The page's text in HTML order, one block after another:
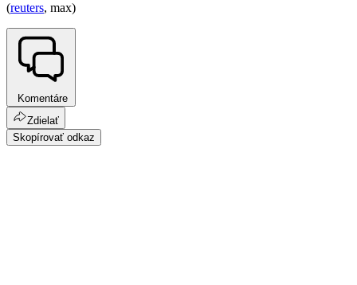
(reuters, max)
Komentáre
Zdielať
Skopírovať odkaz